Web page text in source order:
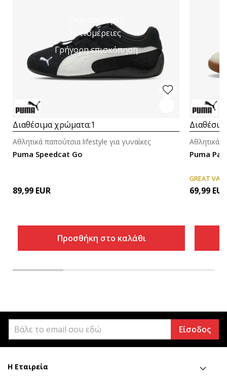
λεπτομέρειες
Γρήγορη επισκόπηση
Διαθέσιμα χρώματα:1
Puma Speedcat Go
Αθλητικά παπούτσια lifestyle για γυναίκες
89,99 EUR
Προσθήκη στο καλάθι
Puma
Αθλητικά
GREAT
69,99 EUR
Είσοδος
Η Εταιρεία